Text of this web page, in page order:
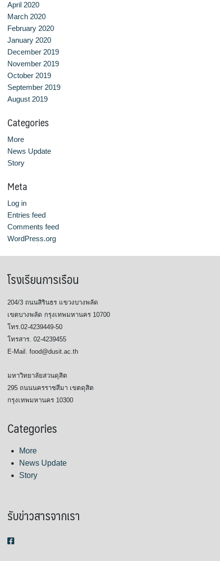
เลือกหลักสูตร
โครงสร้างการบริหารงาน
โรงเรียนการเรือน
April 2020
March 2020
February 2020
January 2020
December 2019
November 2019
October 2019
September 2019
August 2019
Categories
More
News Update
Story
Meta
Log in
Entries feed
Comments feed
WordPress.org
โรงเรียนการเรือน
204/3 ถนนสิรินธร แขวงบางพลัด
เขตบางพลัด กรุงเทพมหานคร 10700
โทร.02-4239449-50
โทรสาร. 02-4239455
E-Mail. food@dusit.ac.th
มหาวิทยาลัยสวนดุสิต
295 ถนนนครราชสีมา เขตดุสิต
กรุงเทพมหานคร 10300
Categories
More
News Update
Story
รับข่าวสารจากเรา